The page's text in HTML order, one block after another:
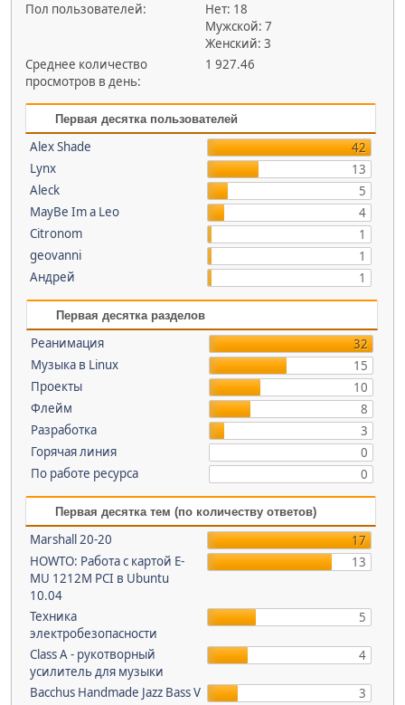
Пол пользователей:
Нет: 18
Мужской: 7
Женский: 3
Среднее количество
просмотров в день:
1 927.46
Первая десятка пользователей
Alex Shade
42
Lynx
13
Aleck
5
MayBe Im a Leo
4
Citronom
1
geovanni
1
Андрей
1
Первая десятка разделов
Реанимация
32
Музыка в Linux
15
Проекты
10
Флейм
8
Разработка
3
Горячая линия
0
По работе ресурса
0
Первая десятка тем (по количеству ответов)
Marshall 20-20
17
HOWTO: Работа с картой E-
MU 1212M PCI в Ubuntu
10.04
13
Техника
электробезопасности
5
Class A - рукотворный
усилитель для музыки
4
Bacchus Handmade Jazz Bass V
3